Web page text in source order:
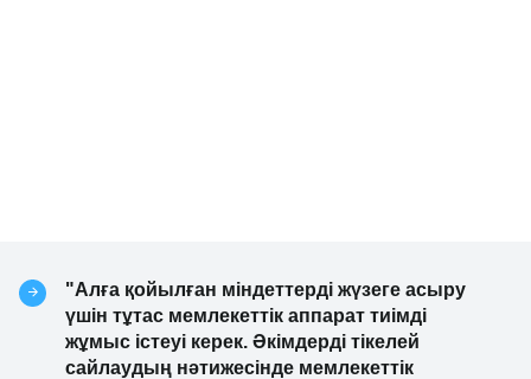
"Алға қойылған міндеттерді жүзеге асыру
үшін тұтас мемлекеттік аппарат тиімді
жұмыс істеуі керек. Әкімдерді тікелей
сайлаудың нәтижесінде мемлекеттік